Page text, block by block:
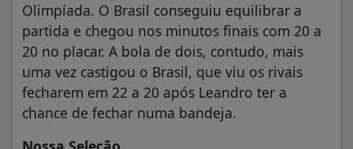
Olimpíada. O Brasil conseguiu equilibrar a
partida e chegou nos minutos finais com 20 a
20 no placar. A bola de dois, contudo, mais
uma vez castigou o Brasil, que viu os rivais
fecharem em 22 a 20 após Leandro ter a
chance de fechar numa bandeja.